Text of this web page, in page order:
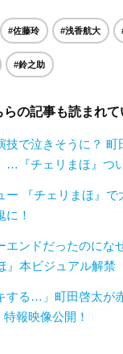
#佐藤玲 #浅香航大
#鈴之助
らの記事も読まれ
技で泣きそうに？ 町
…『チェリまほ』つ
ー 『チェリまほ』で
！
エンドだったのにな
本ビジュアル解禁
する…」町田啓太が
報映像公開！